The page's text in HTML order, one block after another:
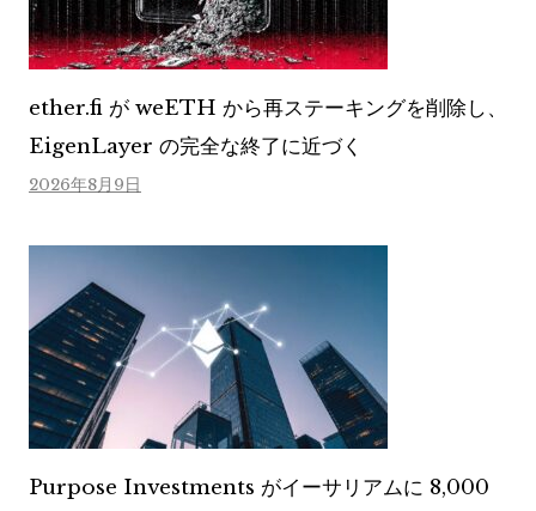
ether.fi が weETH から再ステーキングを削除し、
EigenLayer の完全な終了に近づく
2026年8月9日
Purpose Investments がイーサリアムに 8,000